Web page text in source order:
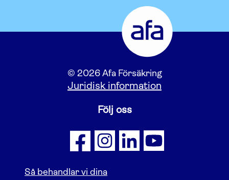
© 2026 Afa Försäkring
Juridisk information
Följ oss
Så behandlar vi dina